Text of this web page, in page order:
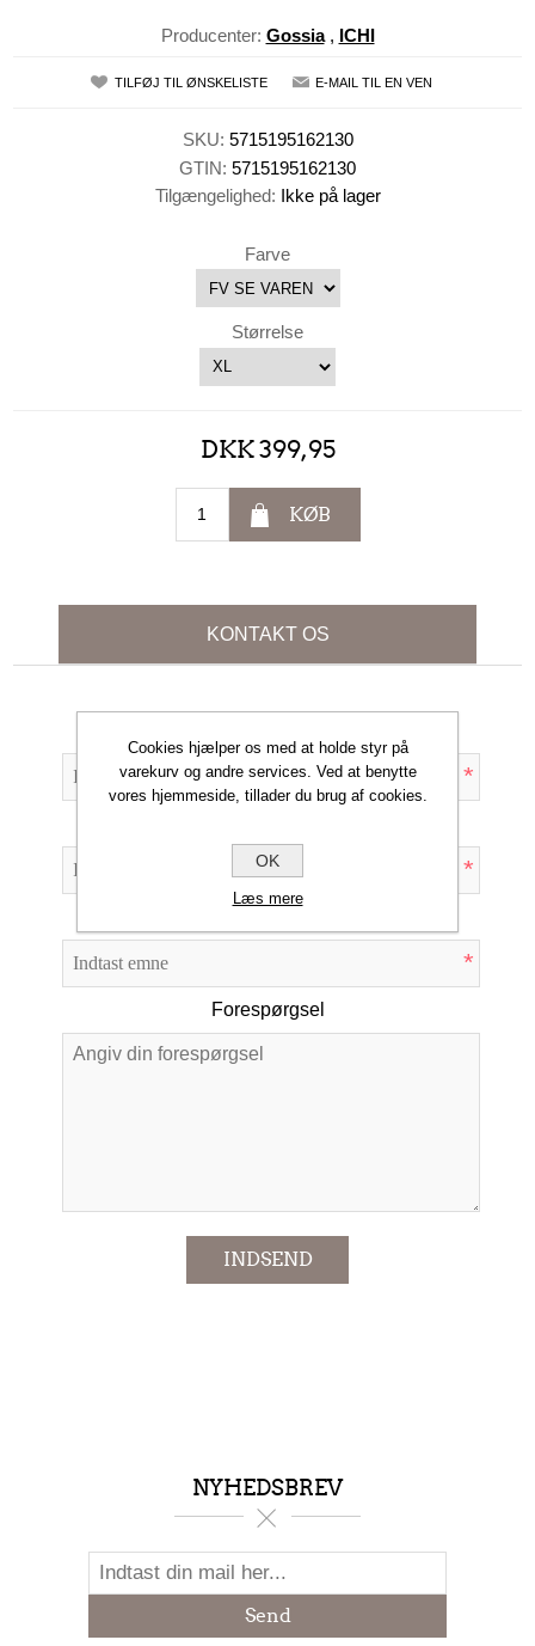
Producenter: Gossia ICHI
TILFØJ TIL ØNSKELISTE E-MAIL TIL EN VEN
SKU: 5715195162130
GTIN: 5715195162130
Tilgængelighed: Ikke på lager
Farve
Størrelse
DKK 399,95
KØB
KONTAKT OS
*
*
*
Forespørgsel
INDSEND
NYHEDSBREV
Send
Cookies hjælper os med at holde styr på
varekurv og andre services. Ved at benytte
vores hjemmeside, tillader du brug af cookies.
OK
Læs mere